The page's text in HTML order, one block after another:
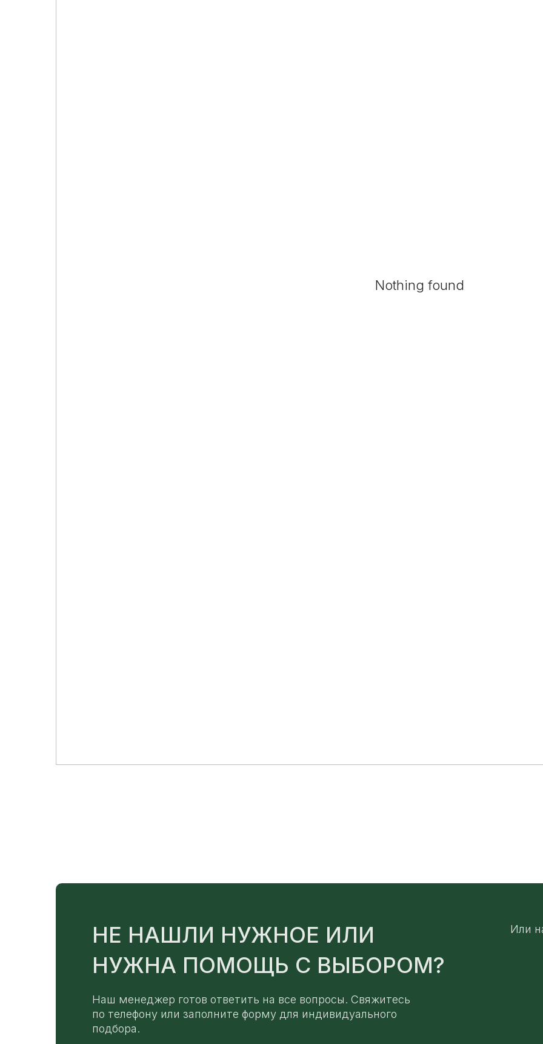
Nothing found
НЕ НАШЛИ НУЖНОЕ ИЛИ
НУЖНА ПОМОЩЬ С ВЫБОРОМ?
Или
Наш менеджер готов ответить на все вопросы. Свяжитесь
по телефону или заполните форму для индивидуального
подбора.